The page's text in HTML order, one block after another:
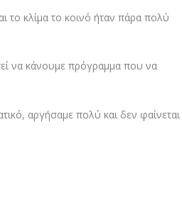
το κλίμα το κοινό ήταν πάρα πολύ
να κάνουμε πρόγραμμα που να
αργήσαμε πολύ και δεν φαίνεται